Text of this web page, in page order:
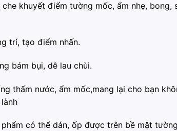
che khuyết điểm tường mốc, ẩm nhẹ, bong,
trí, tạo điểm nhấn.
bám bụi, dễ lau chùi.
thấm nước, ẩm mốc,mang lại cho bạn
phẩm có thể dán, ốp được trên bề mặt